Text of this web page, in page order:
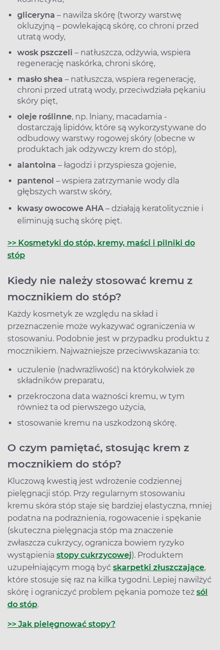
gliceryna – nawilża skórę (tworzy warstwę
okluzyjną – powlekającą skórę, co chroni przed
utratą wody,
wosk pszczeli – natłuszcza, odżywia, wspiera
regenerację naskórka, chroni skórę,
masło shea – natłuszcza, wspiera regenerację,
chroni przed utratą wody, przeciwdziała pękaniu
skóry pięt,
oleje roślinne, np. lniany, macadamia -
dostarczają lipidów, które są wykorzystywane do
odbudowy warstwy rogowej skóry (obecne w
produktach jak odżywczy krem do stóp),
alantoina – łagodzi i przyspiesza gojenie,
pantenol – wspiera zatrzymanie wody dla
głębszych warstw skóry,
kwasy owocowe AHA – działają keratolitycznie i
eliminują suchą skórę pięt.
>> Kosmetyki do stóp, kremy, maści i pilniki do
stóp
Kiedy nie należy stosować kremu z
mocznikiem do stóp?
Każdy kosmetyk ze względu na skład i
przeznaczenie może wykazywać ograniczenia w
stosowaniu. Podobnie jest w przypadku produktu z
mocznikiem. Najważniejsze przeciwwskazania to:
uczulenie (nadwrażliwość) na którykolwiek ze
składników preparatu,
przekroczona data ważności kremu, w tym
również ta od pierwszego użycia,
stosowanie kremu na uszkodzoną skórę.
O czym pamiętać, stosując krem z
mocznikiem do stóp?
Kluczową kwestią jest wdrożenie codziennej
pielęgnacji stóp. Przy regularnym stosowaniu
kremu skóra stóp staje się bardziej elastyczna, mniej
podatna na podrażnienia, rogowacenie i spękanie
(skuteczna pielęgnacja stóp ma znaczenie
zwłaszcza cukrzycy, ogranicza bowiem ryzyko
wystąpienia stopy cukrzycowej). Produktem
uzupełniającym mogą być skarpetki złuszczające,
które stosuje się raz na kilka tygodni. Lepiej nawilżyć
skórę i ograniczyć problem pękania pomoże też sól
do stóp.
>> Jak pielęgnować stopy?